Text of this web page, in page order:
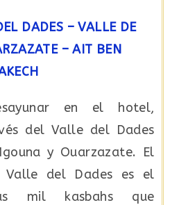
DADES – VALLE DE
– AIT BEN
en el hotel,
del Valle del Dades
y Ouarzazate. El
del Dades es el
mil kasbahs que